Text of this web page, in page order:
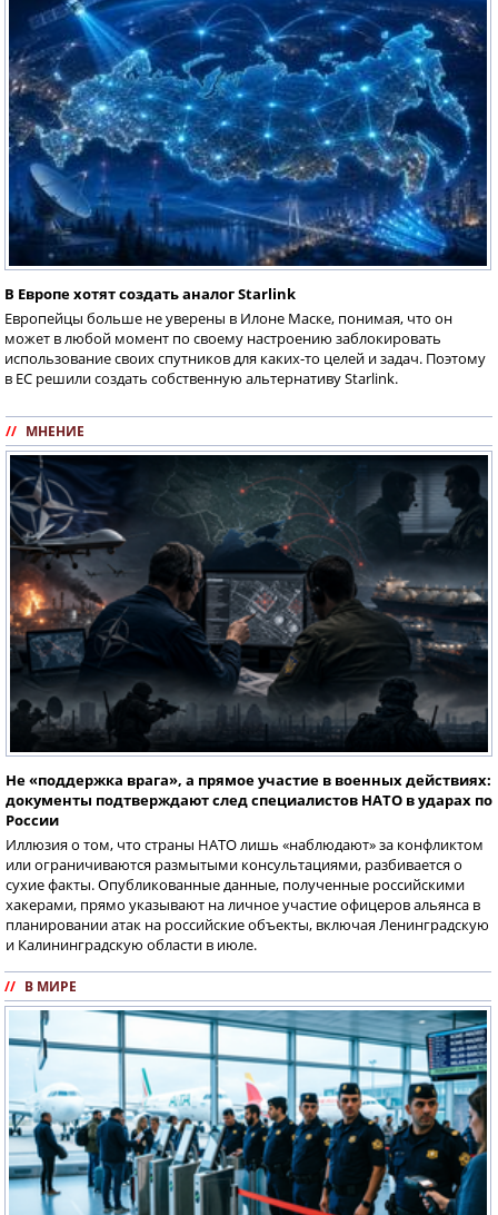
В Европе хотят создать аналог Starlink
Европейцы больше не уверены в Илоне Маске, понимая, что он
может в любой момент по своему настроению заблокировать
использование своих спутников для каких-то целей и задач. Поэтому
в ЕС решили создать собственную альтернативу Starlink.
// МНЕНИЕ
Не «поддержка врага», а прямое участие в военных действиях:
документы подтверждают след специалистов НАТО в ударах по
России
Иллюзия о том, что страны НАТО лишь «наблюдают» за конфликтом
или ограничиваются размытыми консультациями, разбивается о
сухие факты. Опубликованные данные, полученные российскими
хакерами, прямо указывают на личное участие офицеров альянса в
планировании атак на российские объекты, включая Ленинградскую
и Калининградскую области в июле.
// В МИРЕ